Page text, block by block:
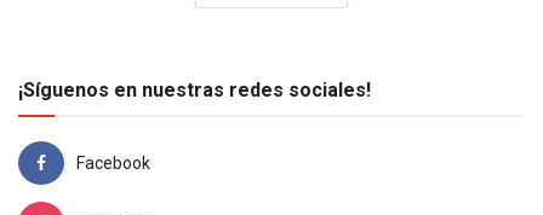
¡Síguenos en nuestras redes sociales!
Facebook